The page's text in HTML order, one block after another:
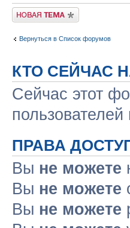
Новая тема
Вернуться в Список форумов
КТО СЕЙЧАС
Сейчас этот
пользователей
ПРАВА
Вы не можете
Вы не можете
Вы не можете